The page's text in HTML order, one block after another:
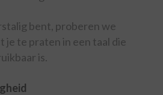
bent, proberen we
je te praten in een taal die
is.